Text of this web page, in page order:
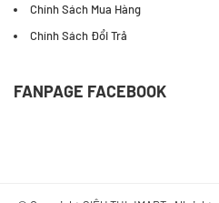
Chính Sách Mua Hàng
Chính Sách Đổi Trả
FANPAGE FACEBOOK